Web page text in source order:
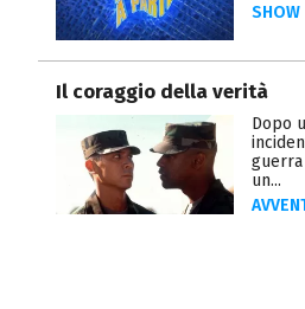
SHOW
Il coraggio della verità
Dopo
un...